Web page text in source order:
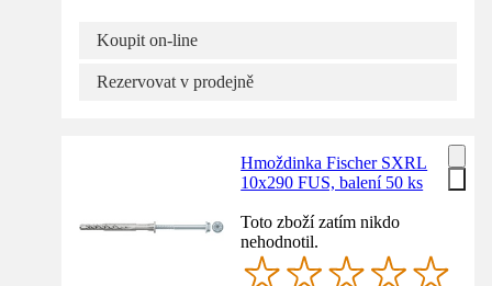
Koupit on-line
Rezervovat v prodejně
Hmoždinka Fischer SXRL
10x290 FUS, balení 50 ks
Toto zboží zatím nikdo
nehodnotil.